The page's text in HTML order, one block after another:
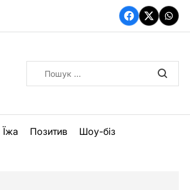
Facebook
Twitter
Їжа Позитив Шоу-біз